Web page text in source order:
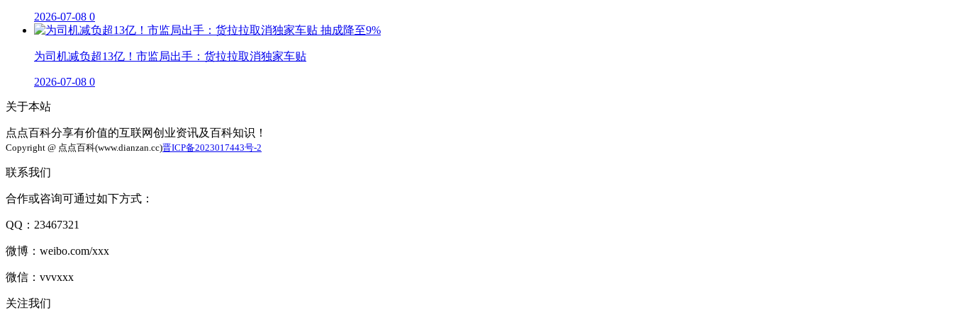
2026-07-08 0
为司机减负超13亿！市监局出手：货拉拉取消独家车贴
2026-07-08 0
关于本站
点点百科分享有价值的互联网创业资讯及百科知识！
Copyright @ 点点百科(www.dianzan.cc)晋ICP备2023017443号-2
联系我们
合作或咨询可通过如下方式：
QQ：23467321
微博：weibo.com/xxx
微信：vvvxxx
关注我们